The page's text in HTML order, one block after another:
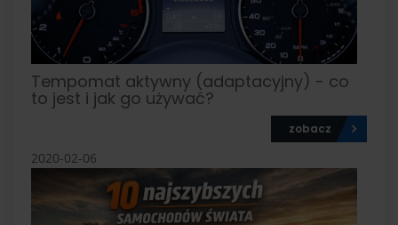
Tempomat aktywny (adaptacyjny) - co
to jest i jak go używać?
zobacz
2020-02-06